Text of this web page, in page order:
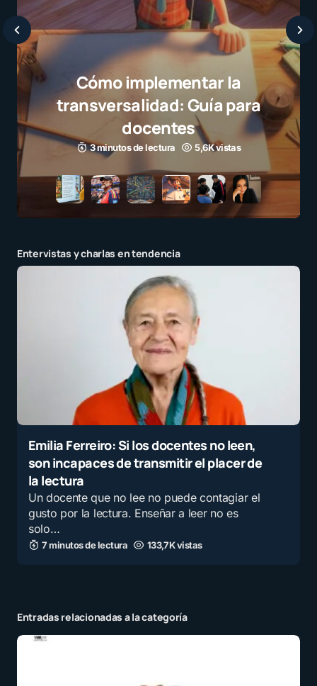
Cómo implementar la
transversalidad: Guía para
docentes
3 minutos de lectura 5,6K vistas
Entervistas y charlas en tendencia
Emilia Ferreiro: Si los docentes no leen,
son incapaces de transmitir el placer de
la lectura
Un docente que no lee no puede contagiar el
gusto por la lectura. Enseñar a leer no es
solo…
7 minutos de lectura 133,7K vistas
Entradas relacionadas a la categoría